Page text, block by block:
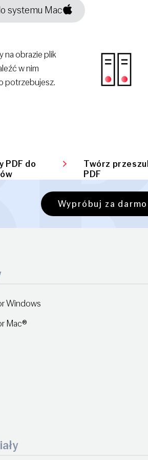
systemu Mac
na obrazie plik
w nim
potrzebujesz.
PDF do
Twórz
PDF
Wypróbuj za darmo
Windows
Mac®